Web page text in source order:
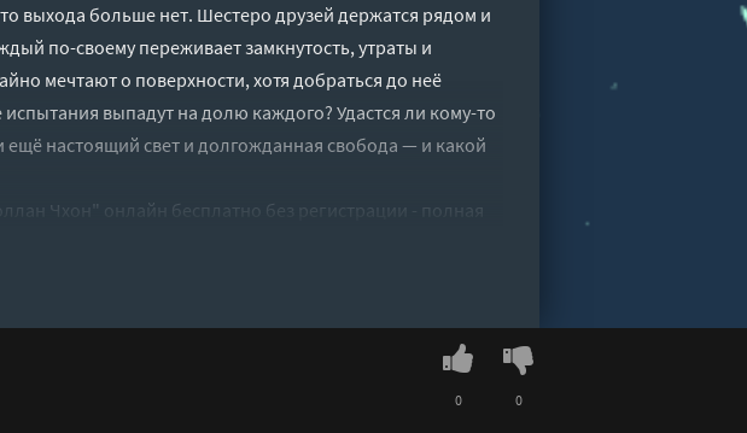
выхода больше нет. Шестеро друзей держатся рядом и
по-своему переживает замкнутость, утраты и
мечтают о поверхности, хотя добраться до неё
выпадут на долю каждого? Удастся ли кому-то
ещё настоящий свет и долгожданная свобода — и какой
Чхон" онлайн бесплатно без регистрации - полная
0 0